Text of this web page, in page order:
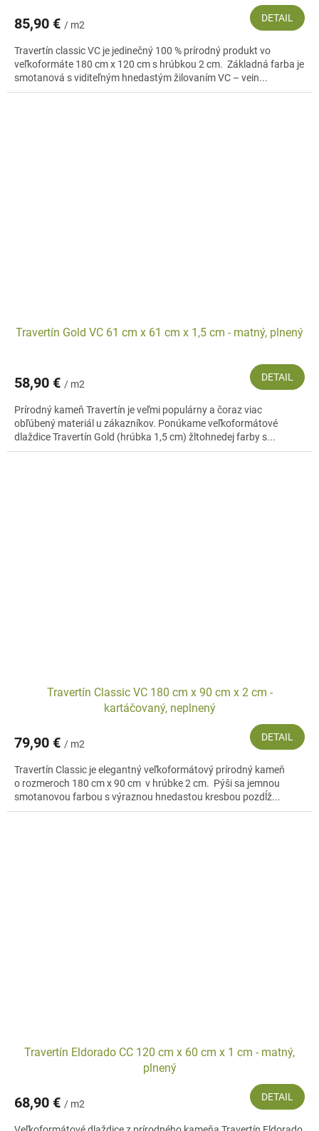
85,90 € / m2
DETAIL
Travertín classic VC je jedinečný 100 % prírodný produkt vo
veľkoformáte 180 cm x 120 cm s hrúbkou 2 cm. Základná farba je
smotanová s viditeľným hnedastým žilovaním VC – vein...
Travertín Gold VC 61 cm x 61 cm x 1,5 cm - matný, plnený
58,90 € / m2
DETAIL
Prírodný kameň Travertín je veľmi populárny a čoraz viac
obľúbený materiál u zákazníkov. Ponúkame veľkoformátové
dlaždice Travertín Gold (hrúbka 1,5 cm) žltohnedej farby s...
Travertín Classic VC 180 cm x 90 cm x 2 cm -
kartáčovaný, neplnený
79,90 € / m2
DETAIL
Travertín Classic je elegantný veľkoformátový prírodný kameň
o rozmeroch 180 cm x 90 cm v hrúbke 2 cm. Pýši sa jemnou
smotanovou farbou s výraznou hnedastou kresbou pozdĺž...
Travertín Eldorado CC 120 cm x 60 cm x 1 cm - matný,
plnený
68,90 € / m2
DETAIL